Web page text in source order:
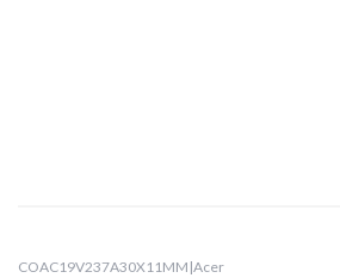
COAC19V237A30X11MM |Acer